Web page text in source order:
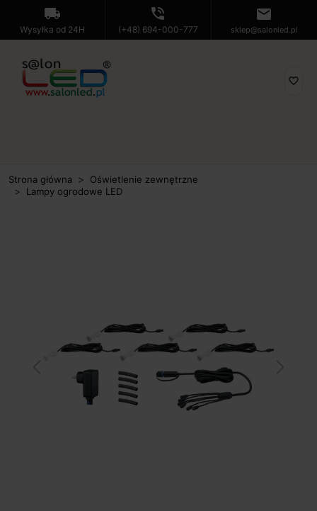
local_shipping
Wysyłka od 24H
phone_in_talk
(+48) 694-000-777
mail
sklep@salonled.pl
favorite_border
Strona główna
Oświetlenie zewnętrzne
Lampy ogrodowe LED